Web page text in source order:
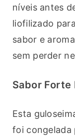
níveis antes
liofilizado
sabor e
sem perder
Sabor Forte
Esta
foi congelada